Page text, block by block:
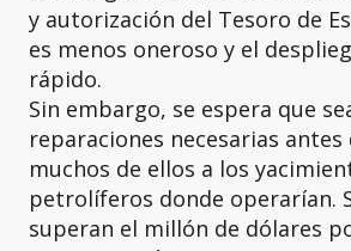
y autorización del Tesoro de
es menos oneroso y el
rápido.
Sin embargo, se espera que
reparaciones necesarias
muchos de ellos a los
petrolíferos donde operarían.
superan el millón de dólares